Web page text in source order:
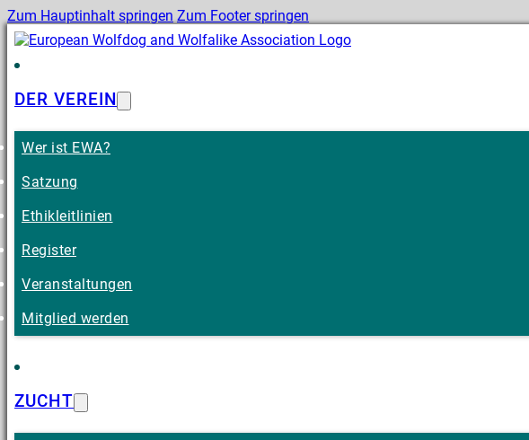
Zum Hauptinhalt springen Zum Footer springen
DER VEREIN
Wer ist EWA?
Satzung
Ethikleitlinien
Register
Veranstaltungen
Mitglied werden
ZUCHT